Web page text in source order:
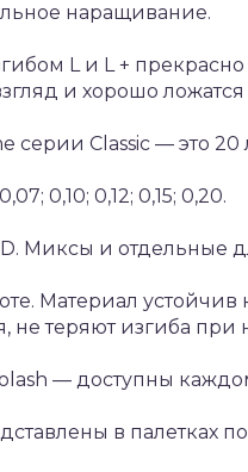
наращивание.
L и L + прекрасно
и хорошо
серии Classic — это
0,10; 0,12; 0,15; 0,20.
D. Миксы и отдельные
Материал
не теряют изгиба
— доступны
в палетках